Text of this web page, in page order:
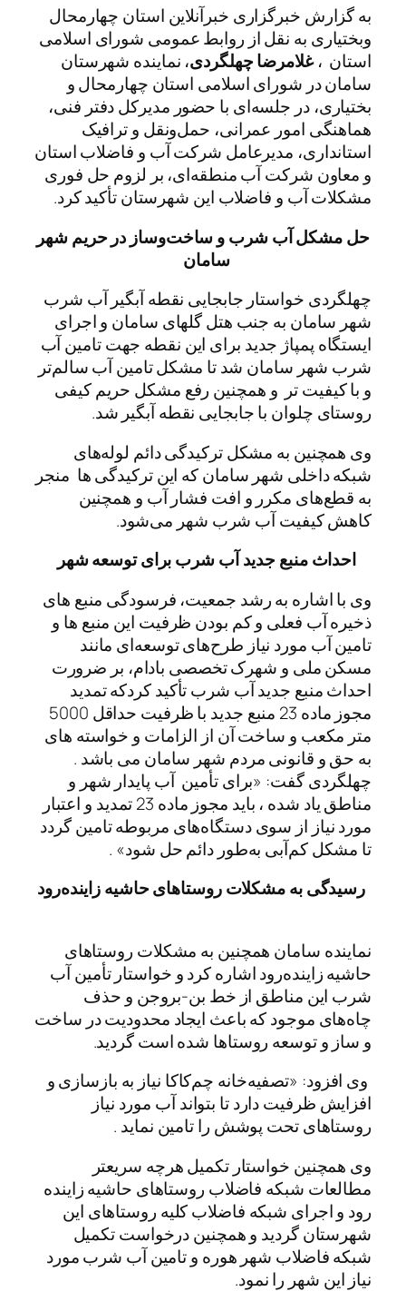
به گزارش خبرگزاری خبرآنلاین استان چهارمحال
وبختیاری به نقل از روابط عمومی شورای اسلامی
استان ،غلامرضا چهلگردی، نماینده شهرستان
سامان در شورای اسلامی استان چهارمحال و
بختیاری، در جلسه‌ای با حضور مدیرکل دفتر فنی،
هماهنگی امور عمرانی، حمل‌ونقل و ترافیک
استانداری، مدیرعامل شرکت آب و فاضلاب استان
و معاون شرکت آب منطقه‌ای، بر لزوم حل فوری
مشکلات آب و فاضلاب این شهرستان تأکید کرد.
حل مشکل آب شرب و ساخت‌وساز در حریم شهر
سامان
چهلگردی خواستار جابجایی نقطه آبگیر آب شرب
شهر سامان به جنب هتل گلهای سامان و اجرای
ایستگاه پمپاژ جدید برای این نقطه جهت تامین آب
شرب شهر سامان شد تا مشکل تامین آب سالم‌تر
و با کیفیت تر و همچنین رفع مشکل حریم کیفی
روستای چلوان با جابجایی نقطه آبگیر شد.
وی همچنین به مشکل ترکیدگی دائم لوله‌های
شبکه داخلی شهر سامان که این ترکیدگی ها منجر
به قطع‌های مکرر و افت فشار آب و همچنین
کاهش کیفیت آب شرب شهر می‌شود.
احداث منبع جدید آب شرب برای توسعه شهر
وی با اشاره به رشد جمعیت، فرسودگی منبع های
ذخیره آب فعلی و کم بودن ظرفیت این منبع ها و
تامین آب مورد نیاز طرح‌های توسعه‌ای مانند
مسکن ملی و شهرک تخصصی بادام، بر ضرورت
احداث منبع جدید آب شرب تأکید کردکه تمدید
مجوز ماده 23 منبع جدید با ظرفیت حداقل 5000
متر مکعب و ساخت آن از الزامات و خواسته های
به حق و قانونی مردم شهر سامان می باشد .
چهلگردی گفت: «برای تأمین آب پایدار شهر و
مناطق یاد شده ، باید مجوز ماده 23 تمدید و اعتبار
مورد نیاز از سوی دستگاه‌های مربوطه تامین گردد
تا مشکل کم‌آبی به‌طور دائم حل شود» .
رسیدگی به مشکلات روستاهای حاشیه زاینده‌رود
نماینده سامان همچنین به مشکلات روستاهای
حاشیه زاینده‌رود اشاره کرد و خواستار تأمین آب
شرب این مناطق از خط بن-بروجن و حذف
چاه‌های موجود که باعث ایجاد محدودیت در ساخت
و ساز و توسعه روستاها شده است گردید.
وی افزود: «تصفیه‌خانه چم‌کاکا نیاز به بازسازی و
افزایش ظرفیت دارد تا بتواند آب مورد نیاز
روستاهای تحت پوشش را تامین نماید .
وی همچنین خواستار تکمیل هرچه سریعتر
مطالعات شبکه فاضلاب روستاهای حاشیه زاینده
رود و اجرای شبکه فاضلاب کلیه روستاهای این
شهرستان گردید و همچنین درخواست تکمیل
شبکه فاضلاب شهر هوره و تامین آب شرب مورد
نیاز این شهر را نمود.